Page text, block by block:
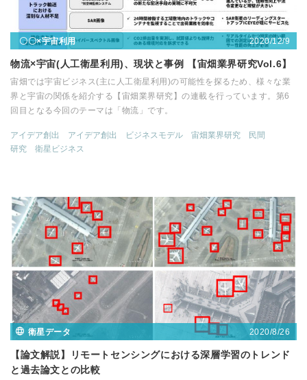
〇〇×宇宙利用 2020/12/9
物流×宇宙(人工衛星利用)、現状と事例 【宙畑業界研究Vol.6】
宙畑では宇宙ビジネス(主に人工衛星利用)の可能性を探るため、様々な業
界と宇宙の関係を紹介する【宙畑業界研究】の連載を行っています。第6
回目となる今回のテーマは「物流」です。
アイデア創出 アイデア創出 ビジネスモデル 宙畑業界研究
民間
研究
衛星ビジネス
衛星データ 2020/8/26
【論文解説】リモートセンシングにおける深層学習のトレンド
と過去論文との比較